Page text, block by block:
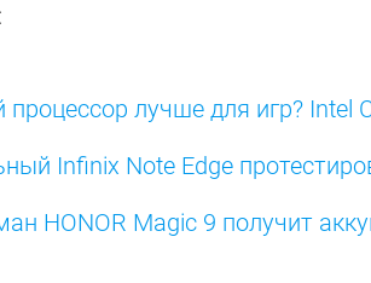
процессор лучше для игр? Intel
Infinix Note Edge
HONOR Magic 9 получит